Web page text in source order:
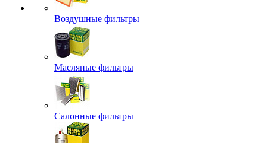
Воздушные фильтры
Масляные фильтры
Салонные фильтры